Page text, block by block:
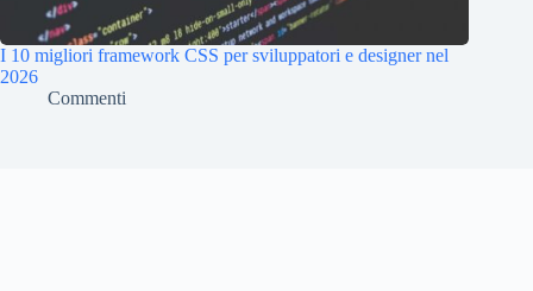
I 10 migliori framework CSS per sviluppatori e designer nel
2026
Commenti